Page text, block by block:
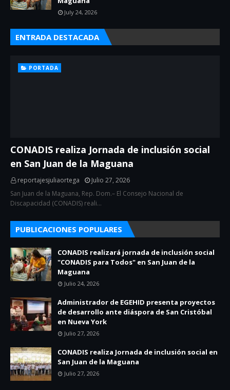
July 24, 2026
ENTRADA DESTACADA
PORTADA
CONADIS realiza Jornada de inclusión social
en San Juan de la Maguana
reportajesjuliaortega
Julio 27, 2026
San Juan de la Maguana, Rep. Dom.– El Consejo Nacional de
Discapacidad (CONADIS) reali…
PUBLICACIONES POPULARES
CONADIS realizará jornada de inclusión social
"CONADIS para Todos" en San Juan de la
Maguana
Julio 24, 2026
Administrador de EGEHID presenta proyectos
de desarrollo ante diáspora de San Cristóbal
en Nueva York
Julio 27, 2026
CONADIS realiza Jornada de inclusión social en
San Juan de la Maguana
Julio 27, 2026